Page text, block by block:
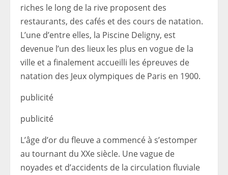
riches le long de la rive proposent des
restaurants, des cafés et des cours de natation.
L’une d’entre elles, la Piscine Deligny, est
devenue l’un des lieux les plus en vogue de la
ville et a finalement accueilli les épreuves de
natation des Jeux olympiques de Paris en 1900.
publicité
publicité
L’âge d’or du fleuve a commencé à s’estomper
au tournant du XXe siècle. Une vague de
noyades et d’accidents de la circulation fluviale